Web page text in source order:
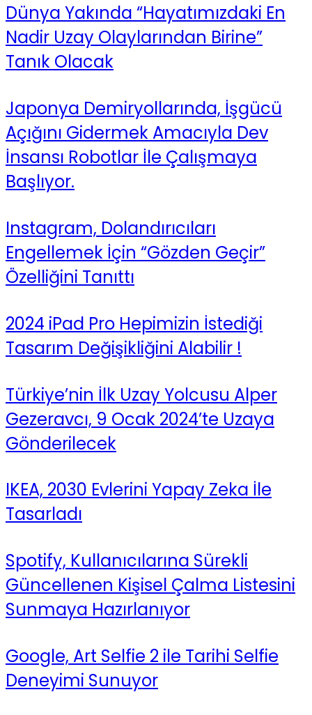
Dünya Yakında “Hayatımızdaki En
Nadir Uzay Olaylarından Birine”
Tanık Olacak
Japonya Demiryollarında, İşgücü
Açığını Gidermek Amacıyla Dev
İnsansı Robotlar İle Çalışmaya
Başlıyor.
Instagram, Dolandırıcıları
Engellemek İçin “Gözden Geçir”
Özelliğini Tanıttı
2024 iPad Pro Hepimizin İstediği
Tasarım Değişikliğini Alabilir !
Türkiye’nin İlk Uzay Yolcusu Alper
Gezeravcı, 9 Ocak 2024’te Uzaya
Gönderilecek
IKEA, 2030 Evlerini Yapay Zeka İle
Tasarladı
Spotify, Kullanıcılarına Sürekli
Güncellenen Kişisel Çalma Listesini
Sunmaya Hazırlanıyor
Google, Art Selfie 2 ile Tarihi Selfie
Deneyimi Sunuyor